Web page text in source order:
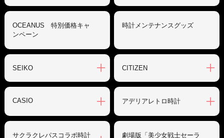
OCEANUS 特別価格キャ
ンペーン
時計メンテナンスグッズ
SEIKO CITIZEN
CASIO アデリアレトロ時計
サクラクレパスコラボ時計 劇場版「美少女戦士セーラ